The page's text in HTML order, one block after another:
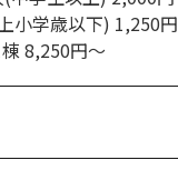
小学歳以下) 1,250円
8,250円～